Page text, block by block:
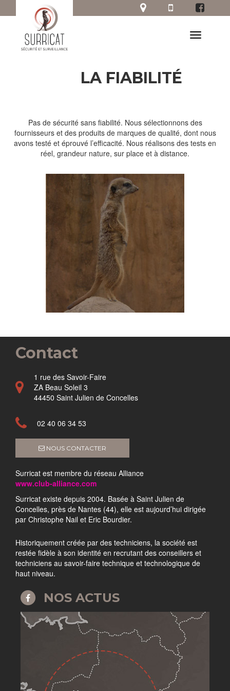
LA FIABILITÉ
Pas de sécurité sans fiabilité. Nous sélectionnons des
fournisseurs et des produits de marques de qualité, dont nous
avons testé et éprouvé l’efficacité. Nous réalisons des tests en
réel, grandeur nature, sur place et à distance.
Contact
1 rue des Savoir-Faire
ZA Beau Soleil 3
44450 Saint Julien de Concelles
02 40 06 34 53
NOUS CONTACTER
Surricat est membre du réseau Alliance
www.club-alliance.com
Surricat existe depuis 2004. Basée à Saint Julien de
Concelles, près de Nantes (44), elle est aujourd’hui dirigée
par Christophe Nail et Eric Bourdier.
Historiquement créée par des techniciens, la société est
restée fidèle à son identité en recrutant des conseillers et
techniciens au savoir-faire technique et technologique de
haut niveau.
NOS ACTUS